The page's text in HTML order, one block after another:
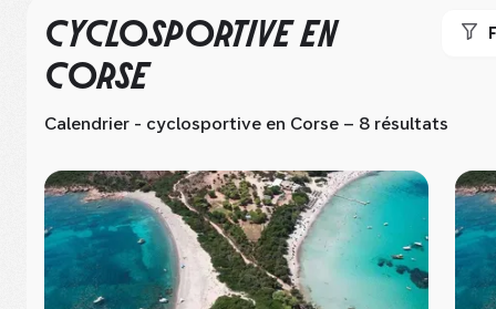
CYCLOSPORTIVEEN
CORSE
Calendrier - cyclosportive en Corse – 8 résultats